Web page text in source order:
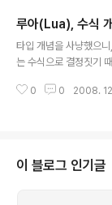
필자는 말하고 있다. 여
으로 nil값이 들어 가며
고 a,b = 1,2,3 일 ..
루아(Lua), 수식
타입 개념을 사냥했으
는 수식으로 결정짓기
지고 있다. 산술연산자
반환하는 연산자 이다. 지원 되는건 = == ~= 인데, ~=
일 하다. 문자와 숫자에
0 0 2008.
이 블로그 인기글